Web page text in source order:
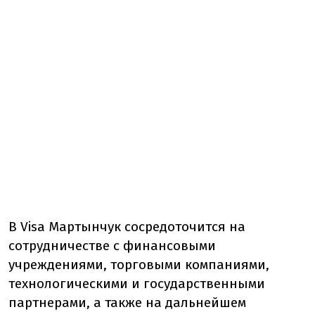
В Visa Мартынчук сосредоточится на
сотрудничестве с финансовыми
учреждениями, торговыми компаниями,
технологическими и государственными
партнерами, а также на дальнейшем